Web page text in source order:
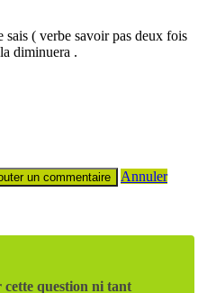
sais ( verbe savoir pas deux fois
diminuera .
Annuler
cette question ni tant